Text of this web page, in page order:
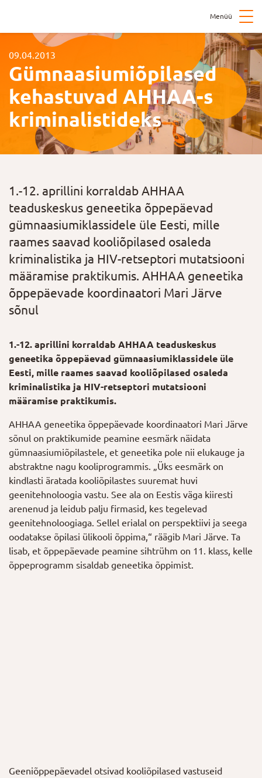
Menüü
09.04.2013
Gümnaasiumiõpilased
kehastuvad AHHAA-s
kriminalistideks
1.-12. aprillini korraldab AHHAA
teaduskeskus geneetika õppepäevad
gümnaasiumiklassidele üle Eesti, mille
raames saavad kooliõpilased osaleda
kriminalistika ja HIV-retseptori mutatsiooni
määramise praktikumis. AHHAA geneetika
õppepäevade koordinaatori Mari Järve
sõnul
1.-12. aprillini korraldab AHHAA teaduskeskus
geneetika õppepäevad gümnaasiumiklassidele üle
Eesti, mille raames saavad kooliõpilased osaleda
kriminalistika ja HIV-retseptori mutatsiooni
määramise praktikumis.
AHHAA geneetika õppepäevade koordinaatori Mari Järve
sõnul on praktikumide peamine eesmärk näidata
gümnaasiumiõpilastele, et geneetika pole nii elukauge ja
abstraktne nagu kooliprogrammis. „Üks eesmärk on
kindlasti äratada kooliõpilastes suuremat huvi
geenitehnoloogia vastu. See ala on Eestis väga kiiresti
arenenud ja leidub palju firmasid, kes tegelevad
geenitehnoloogiaga. Sellel erialal on perspektiivi ja seega
oodatakse õpilasi ülikooli õppima,“ räägib Mari Järve. Ta
lisab, et õppepäevade peamine sihtrühm on 11. klass, kelle
õppeprogramm sisaldab geneetika õppimist.
Geeniõppepäevadel otsivad kooliõpilased vastuseid